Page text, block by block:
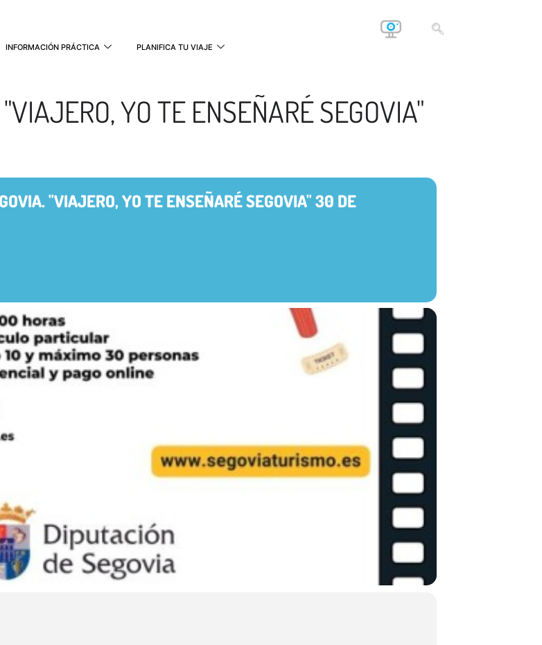
INFORMACIÓN PRÁCTICA PLANIFICA TU VIAJE
YO TE ENSEÑARÉ SEGOVIA"
"VIAJERO, YO TE ENSEÑARÉ SEGOVIA" 30 DE